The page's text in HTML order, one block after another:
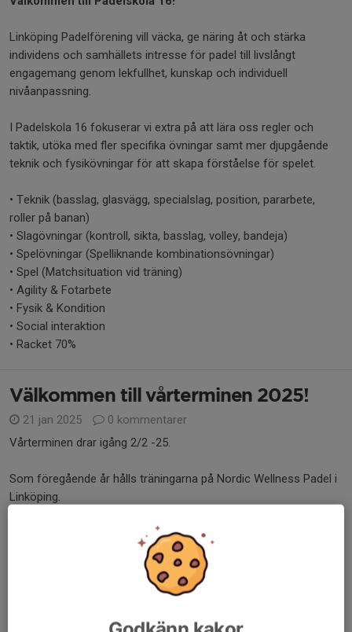
Linköping Padelförening vill väcka, ge näring åt och stärka
individens och samhällets intresse för padel till livslångt
engagemang genom lekfullhet, kunskap och individuell
nivåanpassning.
I Padelskola 16 fokuserar vi extra på att lära oss regler och
taktik, utöka med fler specifika övningar samt mer djupgående
teknik och fysikövningar för att skapa förståelse för spelet.
• Teknik (basslag, glasvägg, specialslag, position, pararbete,
roller på banan)
• Slagövningar (kontroll, sikta, basslag, volley, bandeja)
• Spelövningar (Spelliknande kombinationsövningar)
• Spel (Matchsituation vid träning)
• Agility & Fotarbete
• Fysik & Kondition
• Social interaktion
• Racket 70%
Välkommen till vårterminen 2025!
21 jan 2025
0 kommentarer
Vårterminen drar igång 2/2 -25.
Som föregående år hålls träningarna på Nordic Wellness Padel i
Linköping.
Padellek: Söndagar 10.00-11.00, Bana 3
Padelskola 11 - Grön: Söndagar 11.00-12.30, Bana 1
Padelskola 11 - Gul: Söndagar 11....